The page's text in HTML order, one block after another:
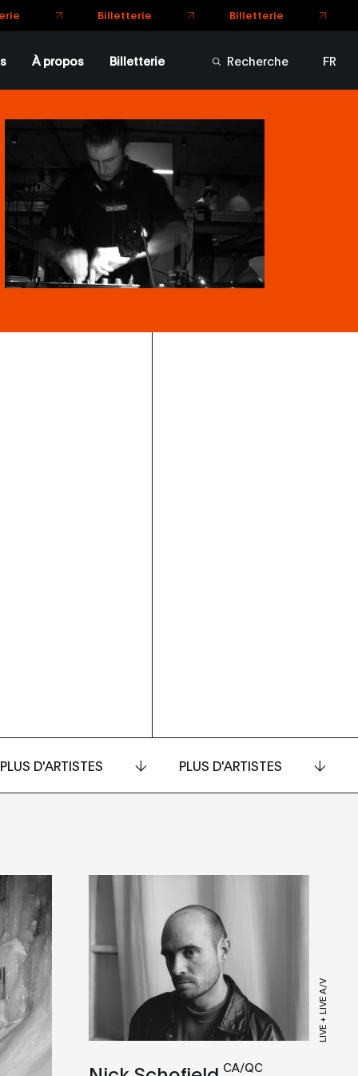
À propos Billetterie Recherche
FR
PLUS D'ARTISTES PLUS D'ARTISTES
LIVE + LIVE A/V
CA/QC